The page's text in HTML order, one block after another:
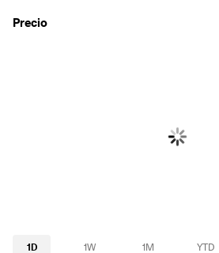
Precio
1D 1W 1M YTD